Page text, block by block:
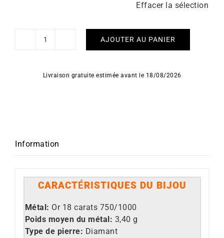
Effacer la sélection
quantité
Amore
AJOUTER AU PANIER
Livraison gratuite estimée avant le 18/08/2026
Information
CARACTÉRISTIQUES DU BIJOU
Métal: Or 18 carats 750/1000
Poids moyen du métal: 3,40 g
Type de pierre: Diamant